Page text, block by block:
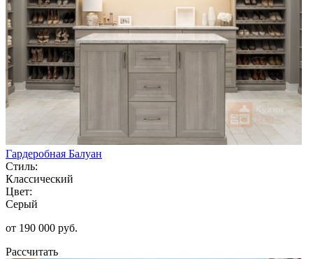
Гардеробная Балуан
Стиль:
Классический
Цвет:
Серый
от 190 000 руб.
Рассчитать